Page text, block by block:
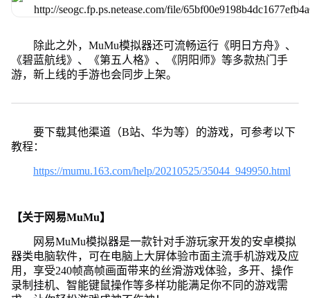
除此之外，MuMu模拟器还可流畅运行《明日方舟》、
《碧蓝航线》、《第五人格》、《阴阳师》等多款热门手
游，新上线的手游也会同步上架。
要下载其他渠道（B站、华为等）的游戏，可参考以下
教程：
https://mumu.163.com/help/20210525/35044_949950.html
【关于网易MuMu】
网易MuMu模拟器是一款针对手游玩家开发的安卓模拟
器类电脑软件，可在电脑上大屏体验市面主流手机游戏及应
用，享受240帧高帧画面带来的丝滑游戏体验，多开、操作
录制挂机、智能键鼠操作等多样功能满足你不同的游戏需